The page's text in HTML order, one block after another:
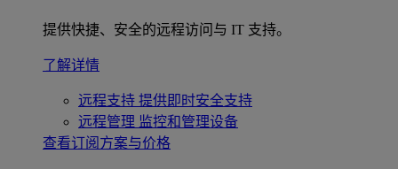
提供快捷、安全的远程访问与 IT 支持。
了解详情
远程支持 提供即时安全支持
远程管理 监控和管理设备
查看订阅方案与价格